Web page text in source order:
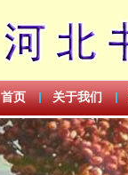
首页 关于我们